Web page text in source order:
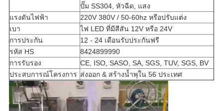
ปั๊ม SS304, หัวฉีด, แสง
แรงดันไฟฟ้า
220V 380V / 50-60hz หรือปรับแต่ง
เบา
ไฟ LED ที่มีสีสัน 12V หรือ 24V
การประกัน
12 - 24 เดือนรับประกันฟรี
รหัส HS
8424899990
การรับรอง
CE, ISO, SASO, SA, SGS, TUV, SGS, BV
ประสบการณ์โครงการ ส่งออก & สร้างน้ำพุใน 56 ประเทศ